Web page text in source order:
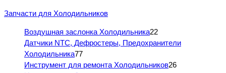
Запчасти для Холодильников
Воздушная заслонка Холодильника22
Датчики NTC, Дефростеры, Предохранители
Холодильника77
Инструмент для ремонта Холодильников26